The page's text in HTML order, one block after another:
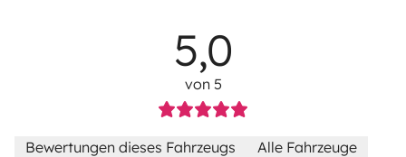
5,0
von 5
Bewertungen dieses Fahrzeugs Alle Fahrzeuge